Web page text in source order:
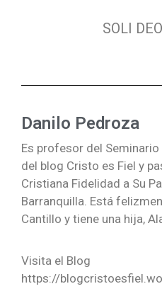
SOLI
Danilo Pedroza
Es profesor del
del blog Cristo es Fiel y
Cristiana Fidelidad a Su
Barranquilla. Está
Cantillo y tiene una hija,
Visita el Blog
https://